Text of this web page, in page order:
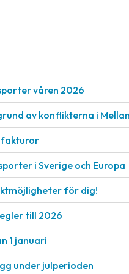
våren 2026
av konflikterna i
fakturor
i Sverige och Europa
för dig!
till 2026
1 januari
under julperioden